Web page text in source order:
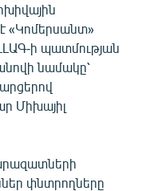
«Կոմերսանտ»
ի պատմության
նամակը՝
Միխայիլ
փնտրողները